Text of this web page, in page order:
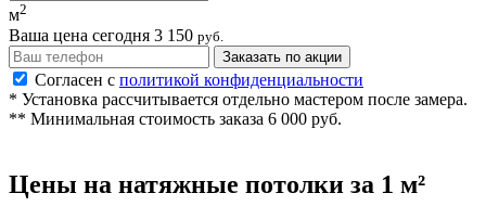
м2
Ваша цена сегодня 3 150 руб.
Заказать по акции
Согласен с политикой конфиденциальности
* Установка рассчитывается отдельно мастером после замера.
** Минимальная стоимость заказа 6 000 руб.
Цены на натяжные потолки за 1 м²